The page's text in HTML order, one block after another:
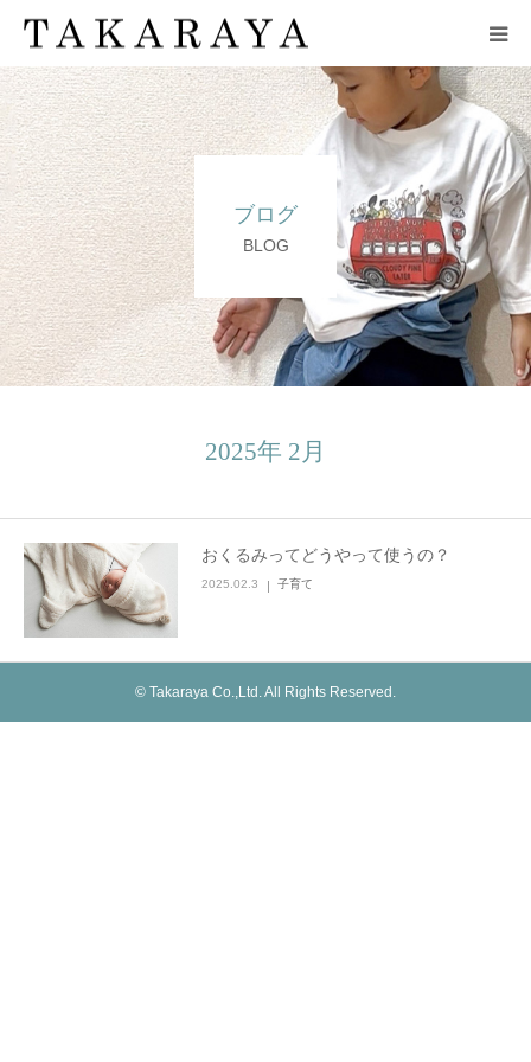
ブログ
BLOG
2025年 2月
おくるみってどうやって使うの？
2025.02.3 子育て
© Takaraya Co.,Ltd. All Rights Reserved.
HOME
企業情報
ブランド
取扱店舗
zuppa di zucca